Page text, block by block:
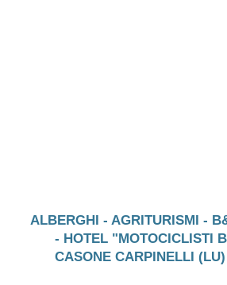
ALBERGHI - AGRITURISMI -
- HOTEL "MOTOCICLISTI
CASONE CARPINELLI